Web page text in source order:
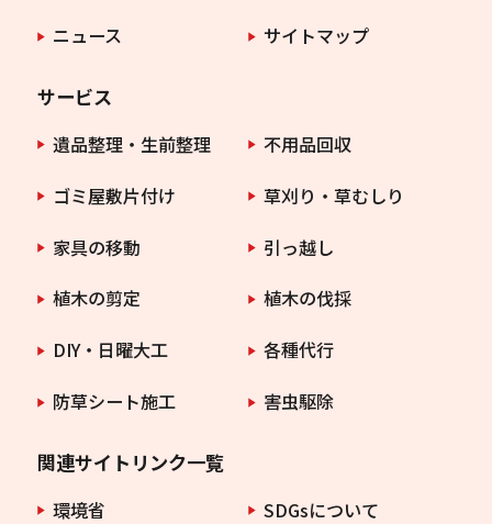
ニュース
サイトマップ
サービス
遺品整理・生前整理
不用品回収
ゴミ屋敷片付け
草刈り・草むしり
家具の移動
引っ越し
植木の剪定
植木の伐採
DIY・日曜大工
各種代行
防草シート施工
害虫駆除
関連サイトリンク一覧
環境省
SDGsについて